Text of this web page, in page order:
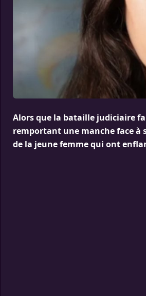
Alors que la bataille judiciaire
remportant une manche face à
de la jeune femme qui ont